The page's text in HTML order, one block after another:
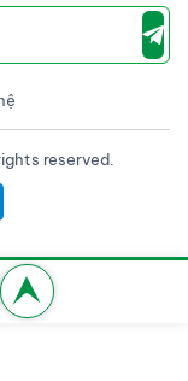
reserved.